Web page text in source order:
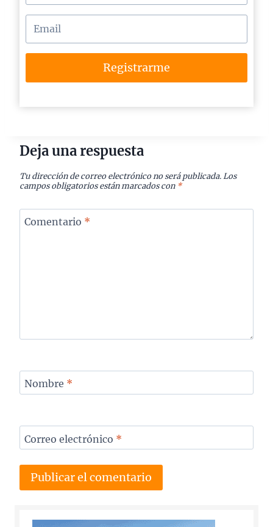
Registrarme
Deja una respuesta
Tu dirección de correo electrónico no será publicada. Los
campos obligatorios están marcados con *
Comentario *
Nombre *
Correo electrónico *